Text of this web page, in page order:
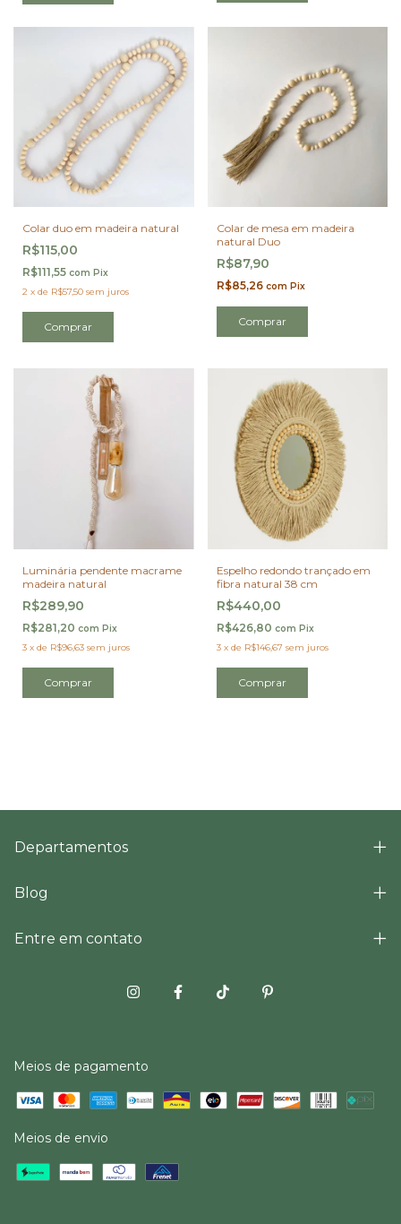
Colar duo em madeira natural
R$115,00
R$111,55 com Pix
2 x de R$57,50 sem juros
Colar de mesa em madeira
natural Duo
R$87,90
R$85,26 com Pix
Luminária pendente macrame
madeira natural
R$289,90
R$281,20 com Pix
3 x de R$96,63 sem juros
Espelho redondo trançado em
fibra natural 38 cm
R$440,00
R$426,80 com Pix
3 x de R$146,67 sem juros
Departamentos
Blog
Entre em contato
Meios de pagamento
Meios de envio